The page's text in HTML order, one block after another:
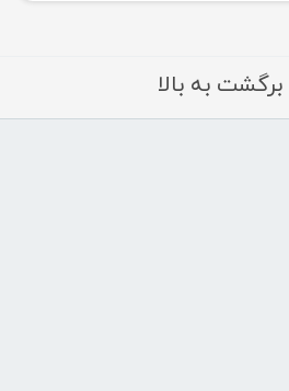
برگشت به بالا